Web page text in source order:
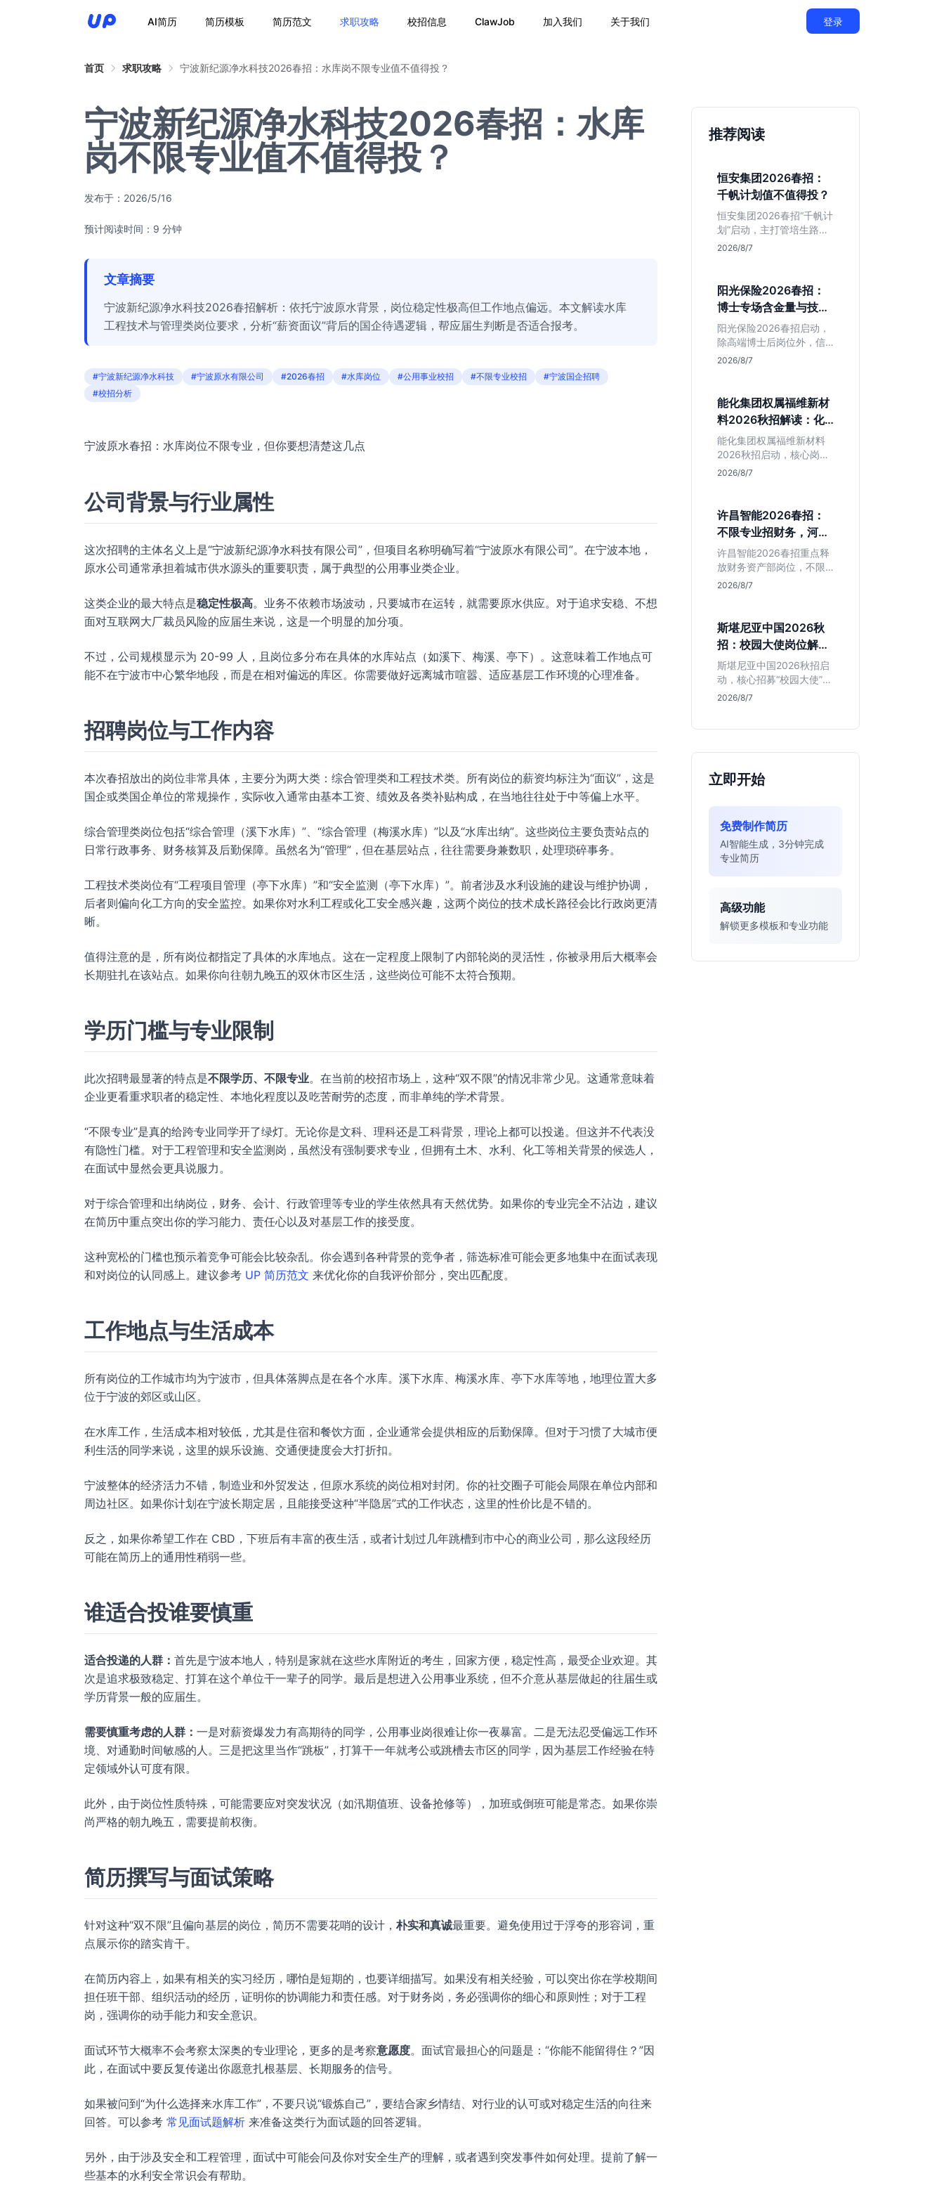
AI简历 简历模板 简历范文 求职攻略 校招信息 ClawJob 加入我们 关于我们 登录
首页 求职攻略 宁波新纪源净水科技2026春招：水库岗不限专业值不值得投？
宁波新纪源净水科技2026春招：水库
岗不限专业值不值得投？
发布于： 2026/5/16
预计阅读时间：9 分钟
文章摘要
宁波新纪源净水科技2026春招解析：依托宁波原水背景，岗位稳定性极高但工作地点偏远。本文解读水库
工程技术与管理类岗位要求，分析“薪资面议”背后的国企待遇逻辑，帮应届生判断是否适合报考。
#宁波新纪源净水科技 #宁波原水有限公司 #2026春招 #水库岗位 #公用事业校招 #不限专业校招
#宁波国企招聘
#校招分析
宁波原水春招：水库岗位不限专业，但你要想清楚这几点
公司背景与行业属性
这次招聘的主体名义上是“宁波新纪源净水科技有限公司”，但项目名称明确写着“宁波原水有限公司”。在宁波本地，
原水公司通常承担着城市供水源头的重要职责，属于典型的公用事业类企业。
这类企业的最大特点是稳定性极高。业务不依赖市场波动，只要城市在运转，就需要原水供应。对于追求安稳、不想
面对互联网大厂裁员风险的应届生来说，这是一个明显的加分项。
不过，公司规模显示为 20-99 人，且岗位多分布在具体的水库站点（如溪下、梅溪、亭下）。这意味着工作地点可
能不在宁波市中心繁华地段，而是在相对偏远的库区。你需要做好远离城市喧嚣、适应基层工作环境的心理准备。
招聘岗位与工作内容
本次春招放出的岗位非常具体，主要分为两大类：综合管理类和工程技术类。所有岗位的薪资均标注为“面议”，这是
国企或类国企单位的常规操作，实际收入通常由基本工资、绩效及各类补贴构成，在当地往往处于中等偏上水平。
综合管理类岗位包括“综合管理（溪下水库）”、“综合管理（梅溪水库）”以及“水库出纳”。这些岗位主要负责站点的
日常行政事务、财务核算及后勤保障。虽然名为“管理”，但在基层站点，往往需要身兼数职，处理琐碎事务。
工程技术类岗位有“工程项目管理（亭下水库）”和“安全监测（亭下水库）”。前者涉及水利设施的建设与维护协调，
后者则偏向化工方向的安全监控。如果你对水利工程或化工安全感兴趣，这两个岗位的技术成长路径会比行政岗更清
晰。
值得注意的是，所有岗位都指定了具体的水库地点。这在一定程度上限制了内部轮岗的灵活性，你被录用后大概率会
长期驻扎在该站点。如果你向往朝九晚五的双休市区生活，这些岗位可能不太符合预期。
学历门槛与专业限制
此次招聘最显著的特点是不限学历、不限专业。在当前的校招市场上，这种“双不限”的情况非常少见。这通常意味着
企业更看重求职者的稳定性、本地化程度以及吃苦耐劳的态度，而非单纯的学术背景。
“不限专业”是真的给跨专业同学开了绿灯。无论你是文科、理科还是工科背景，理论上都可以投递。但这并不代表没
有隐性门槛。对于工程管理和安全监测岗，虽然没有强制要求专业，但拥有土木、水利、化工等相关背景的候选人，
在面试中显然会更具说服力。
对于综合管理和出纳岗位，财务、会计、行政管理等专业的学生依然具有天然优势。如果你的专业完全不沾边，建议
在简历中重点突出你的学习能力、责任心以及对基层工作的接受度。
这种宽松的门槛也预示着竞争可能会比较杂乱。你会遇到各种背景的竞争者，筛选标准可能会更多地集中在面试表现
和对岗位的认同感上。建议参考 UP 简历范文 来优化你的自我评价部分，突出匹配度。
工作地点与生活成本
所有岗位的工作城市均为宁波市，但具体落脚点是在各个水库。溪下水库、梅溪水库、亭下水库等地，地理位置大多
位于宁波的郊区或山区。
在水库工作，生活成本相对较低，尤其是住宿和餐饮方面，企业通常会提供相应的后勤保障。但对于习惯了大城市便
利生活的同学来说，这里的娱乐设施、交通便捷度会大打折扣。
宁波整体的经济活力不错，制造业和外贸发达，但原水系统的岗位相对封闭。你的社交圈子可能会局限在单位内部和
周边社区。如果你计划在宁波长期定居，且能接受这种“半隐居”式的工作状态，这里的性价比是不错的。
反之，如果你希望工作在 CBD，下班后有丰富的夜生活，或者计划过几年跳槽到市中心的商业公司，那么这段经历
可能在简历上的通用性稍弱一些。
谁适合投谁要慎重
适合投递的人群： 首先是宁波本地人，特别是家就在这些水库附近的考生，回家方便，稳定性高，最受企业欢迎。其
次是追求极致稳定、打算在这个单位干一辈子的同学。最后是想进入公用事业系统，但不介意从基层做起的往届生或
学历背景一般的应届生。
需要慎重考虑的人群： 一是对薪资爆发力有高期待的同学，公用事业岗很难让你一夜暴富。二是无法忍受偏远工作环
境、对通勤时间敏感的人。三是把这里当作“跳板”，打算干一年就考公或跳槽去市区的同学，因为基层工作经验在特
定领域外认可度有限。
此外，由于岗位性质特殊，可能需要应对突发状况（如汛期值班、设备抢修等），加班或倒班可能是常态。如果你崇
尚严格的朝九晚五，需要提前权衡。
简历撰写与面试策略
针对这种“双不限”且偏向基层的岗位，简历不需要花哨的设计，朴实和真诚最重要。避免使用过于浮夸的形容词，重
点展示你的踏实肯干。
在简历内容上，如果有相关的实习经历，哪怕是短期的，也要详细描写。如果没有相关经验，可以突出你在学校期间
担任班干部、组织活动的经历，证明你的协调能力和责任感。对于财务岗，务必强调你的细心和原则性；对于工程
岗，强调你的动手能力和安全意识。
面试环节大概率不会考察太深奥的专业理论，更多的是考察意愿度。面试官最担心的问题是：“你能不能留得住？”因
此，在面试中要反复传递出你愿意扎根基层、长期服务的信号。
如果被问到“为什么选择来水库工作”，不要只说“锻炼自己”，要结合家乡情结、对行业的认可或对稳定生活的向往来
回答。可以参考 常见面试题解析 来准备这类行为面试题的回答逻辑。
另外，由于涉及安全和工程管理，面试中可能会问及你对安全生产的理解，或者遇到突发事件如何处理。提前了解一
些基本的水利安全常识会有帮助。
推荐阅读
恒安集团2026春招：
千帆计划值不值得投？
恒安集团2026春招“千帆计
划”启动，主打管培生路
线。本文解析老牌快消巨
限，帮你判断是否值得投
递。
2026/8/7
阳光保险2026春招：
博士专场含金量与技术
岗捡漏指南
阳光保险2026春招启动，
除高端博士后岗位外，信
息技术部释放大量Java、
技术岗需求与投递价值，
助你快速判断是否值得
投。
2026/8/7
能化集团权属福维新材
料2026秋招解读：化
工材料生必看
能化集团权属福维新材料
2026秋招启动，核心岗位
集中在福建永安。本文解
点限制，助理工科生判断
是否值得投递。
2026/8/7
许昌智能2026春招：
不限专业招财务，河南
本地生值得冲吗？
许昌智能2026春招重点释
放财务资产部岗位，不限
专业。作为河南本地老牌
在本地积累工业场景经验
的应届生。
2026/8/7
斯堪尼亚中国2026秋
招：校园大使岗位解读
与投递指南
斯堪尼亚中国2026秋招启
动，核心招募“校园大使”而
非技术管培生。本文解析
你判断是否值得投递。
2026/8/7
立即开始
免费制作简历
AI智能生成，3分钟完成
专业简历
高级功能
解锁更多模板和专业功能